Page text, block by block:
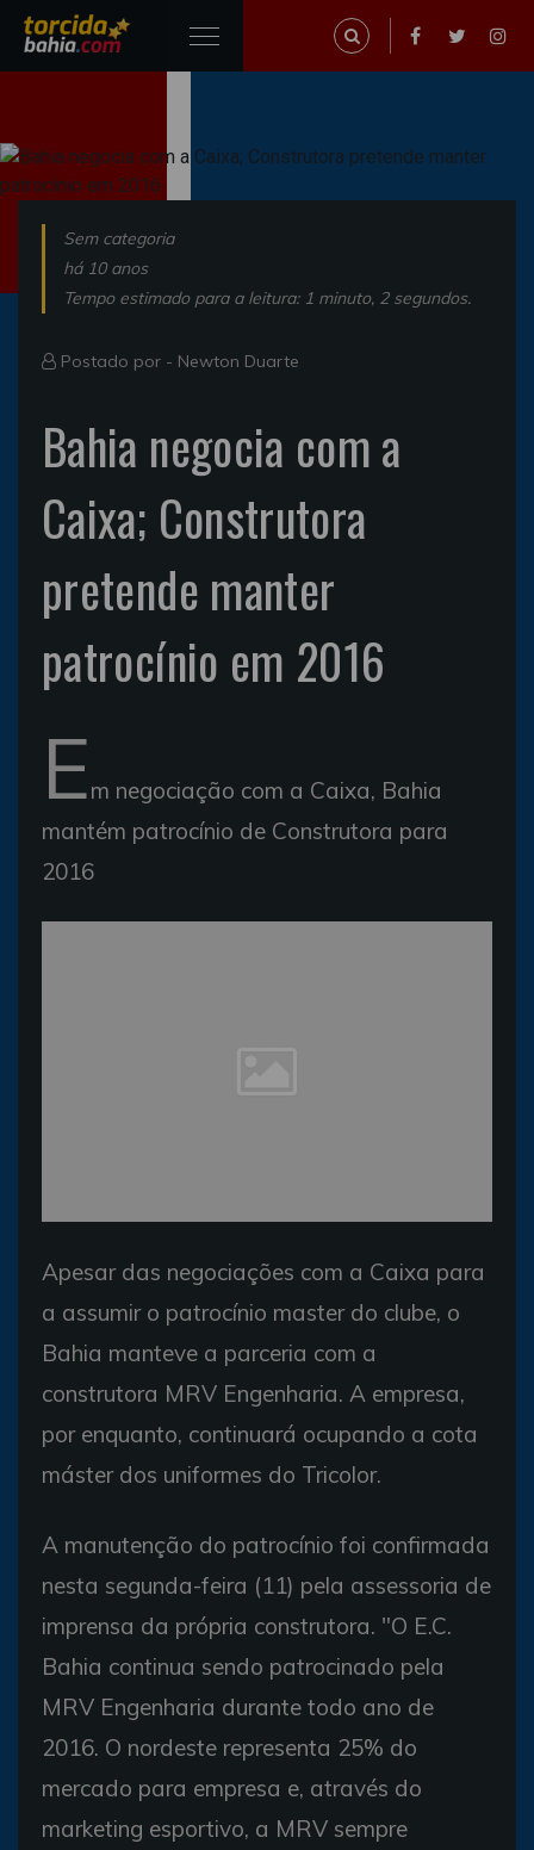
Sem categoria
há 10 anos
Tempo estimado para a leitura: 1 minuto, 2 segundos.
Postado por - Newton Duarte
Bahia negocia com a
Caixa; Construtora
pretende manter
patrocínio em 2016
Em negociação com a Caixa, Bahia
mantém patrocínio de Construtora para
2016
Apesar das negociações com a Caixa para
a assumir o patrocínio master do clube, o
Bahia manteve a parceria com a
construtora MRV Engenharia. A empresa,
por enquanto, continuará ocupando a cota
máster dos uniformes do Tricolor.
A manutenção do patrocínio foi confirmada
nesta segunda-feira (11) pela assessoria de
imprensa da própria construtora. "O E.C.
Bahia continua sendo patrocinado pela
MRV Engenharia durante todo ano de
2016. O nordeste representa 25% do
mercado para empresa e, através do
marketing esportivo, a MRV sempre